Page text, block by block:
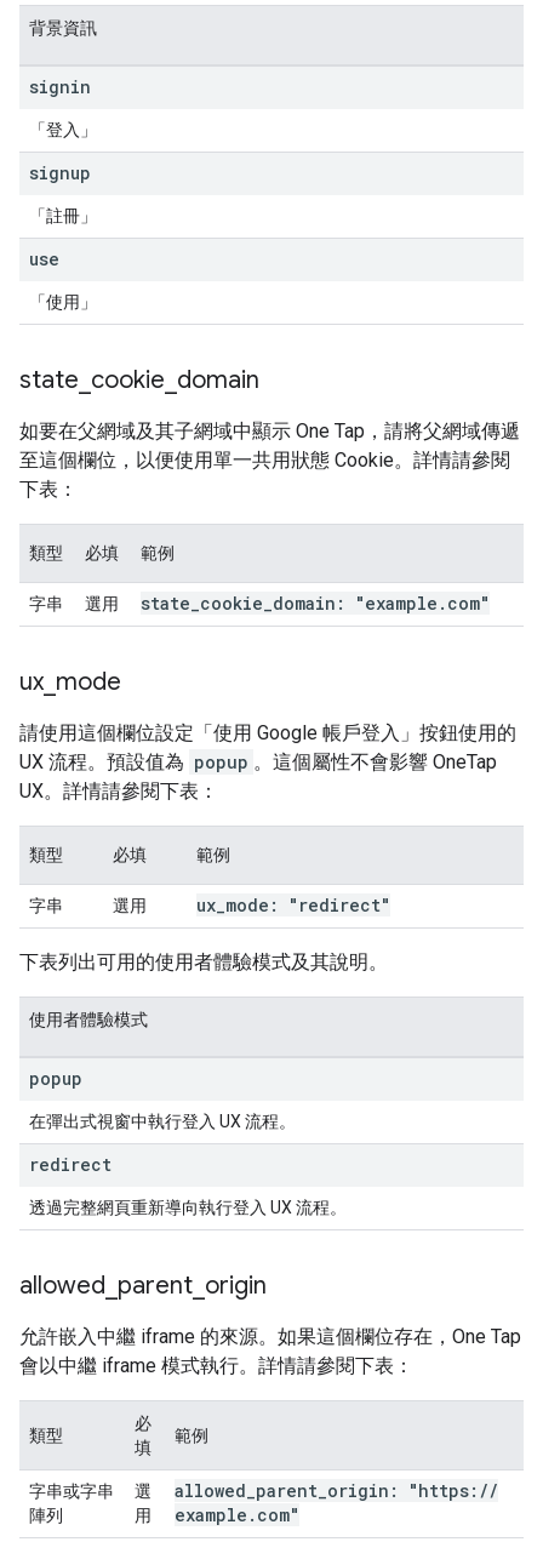
背景資訊
signin
「登入」
signup
「註冊」
use
「使用」
state cookie domain
如要在父網域及其子網域中顯示 One Tap，請將父網域傳遞
至這個欄位，以便使用單一共用狀態 Cookie。詳情請參閱
下表：
類型 必填 範例
字串 選用 state cookie domain: "example . com"
ux mode
請使用這個欄位設定「使用 Google 帳戶登入」按鈕使用的
UX 流程。預設值為 popup 。這個屬性不會影響 OneTap
UX。詳情請參閱下表：
類型 必填 範例
字串 選用 ux mode: "redirect"
下表列出可用的使用者體驗模式及其說明。
使用者體驗模式
popup
在彈出式視窗中執行登入 UX 流程。
redirect
透過完整網頁重新導向執行登入 UX 流程。
allowed parent origin
允許嵌入中繼 iframe 的來源。如果這個欄位存在，One Tap
會以中繼 iframe 模式執行。詳情請參閱下表：
類型
必
填
範例
字串或字串
陣列
選
用
allowed parent origin: "https: //
example . com"